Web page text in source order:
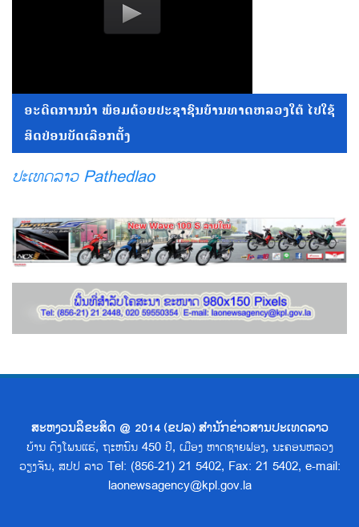
ອະດີດການນໍາ ພ້ອມດ້ວຍປະຊາຊົນບ້ານທາດຫລວງໃຕ້ ໄປໃຊ້
ສິດປ່ອນບັດເລືອກຕັ້ງ
ປະເທດລາວ Pathedlao
ສະຫງວນລິຂະສິດ @ 2014 (ຂປລ) ສຳນັກຂ່າວສານປະເທດລາວ
ບ້ານ ດົງໂພນແຮ່, ຖະຫນົນ 450 ປີ, ເມືອງ ຫາດຊາຍຟອງ, ນະຄອນຫລວງ
ວຽງຈັນ, ສປປ ລາວ Tel: (856-21) 21 5402, Fax: 21 5402, e-mail:
laonewsagency@kpl.gov.la